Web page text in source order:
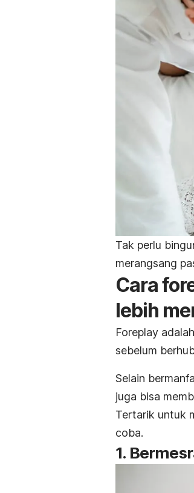
Tak perlu
merangsang
Cara
lebih
Foreplay
sebelum
Selain
juga bisa
Tertarik untuk
coba.
1.